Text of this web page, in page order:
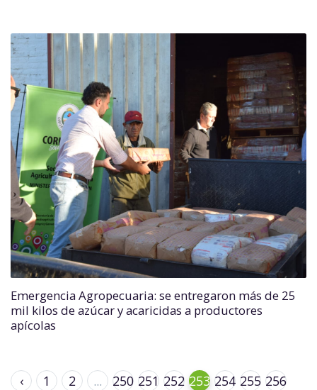
Emergencia Agropecuaria: se entregaron más de 25
mil kilos de azúcar y acaricidas a productores
apícolas
‹ 1 2 ... 250 251 252 253 254 255 256